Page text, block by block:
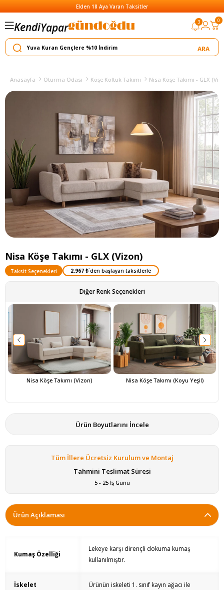
Elden 18 Aya Varan Taksitler
KendiYapar
Satar
3 0
Anasayfa Oturma Odası Köşe Koltuk Takımı Nisa Köşe Takımı - GLX
Nisa Köşe Takımı - GLX (Vizon)
Taksit Seçenekleri 2.967 ₺`den başlayan taksitlerle
Diğer Renk Seçenekleri
Nisa Köşe Takımı (Vizon) Nisa Köşe Takımı (Koyu Yeşil)
Ürün Boyutlarını İncele
Tüm İllere Ücretsiz Kurulum ve Montaj
Tahmini Teslimat Süresi
5 - 25 İş Günü
Ürün Açıklaması
Kumaş Özelliği
Lekeye karşı dirençli dokuma kumaş
kullanılmıştır.
İskelet
Ürünün iskeleti 1. sınıf kayın ağacı ile